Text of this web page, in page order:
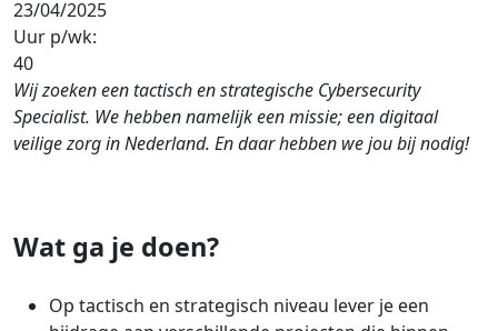
23/04/2025
Uur p/wk:
40
Wij zoeken een tactisch en strategische Cybersecurity
Specialist. We hebben namelijk een missie; een digitaal
veilige zorg in Nederland. En daar hebben we jou bij nodig!
Wat ga je doen?
Op tactisch en strategisch niveau lever je een